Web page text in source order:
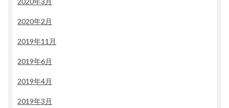
2020年2月
2019年11月
2019年6月
2019年4月
2019年3月